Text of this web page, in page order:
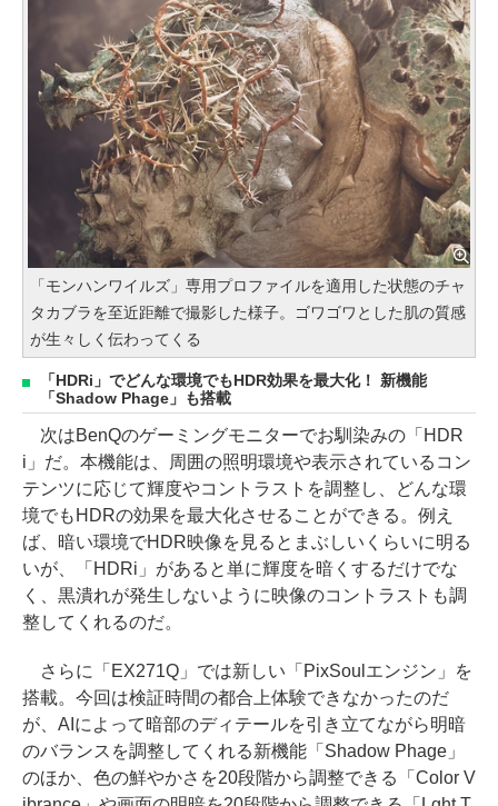
「モンハンワイルズ」専用プロファイルを適用した状態のチャ
タカブラを至近距離で撮影した様子。ゴワゴワとした肌の質感
が生々しく伝わってくる
「HDRi」でどんな環境でもHDR効果を最大化！ 新機能
「Shadow Phage」も搭載
次はBenQのゲーミングモニターでお馴染みの「HDR
i」だ。本機能は、周囲の照明環境や表示されているコン
テンツに応じて輝度やコントラストを調整し、どんな環
境でもHDRの効果を最大化させることができる。例え
ば、暗い環境でHDR映像を見るとまぶしいくらいに明る
いが、「HDRi」があると単に輝度を暗くするだけでな
く、黒潰れが発生しないように映像のコントラストも調
整してくれるのだ。
さらに「EX271Q」では新しい「PixSoulエンジン」を
搭載。今回は検証時間の都合上体験できなかったのだ
が、AIによって暗部のディテールを引き立てながら明暗
のバランスを調整してくれる新機能「Shadow Phage」
のほか、色の鮮やかさを20段階から調整できる「Color V